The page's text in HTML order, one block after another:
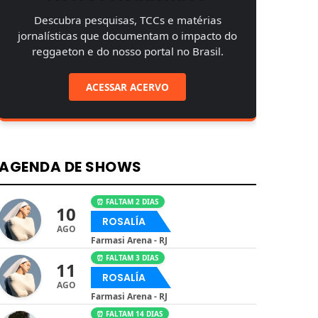
Descubra pesquisas, TCCs e matérias
jornalísticas que documentam o impacto do
reggaeton e do nosso portal no Brasil.
ACESSAR ACERVO
DE SHOWS
10
AGO
⏰ FALTAM 2 DIAS
ROSALÍA
Farmasi Arena - RJ
11
AGO
⏰ FALTAM 3 DIAS
ROSALÍA
Farmasi Arena - RJ
⏰ FALTAM 14 DIAS